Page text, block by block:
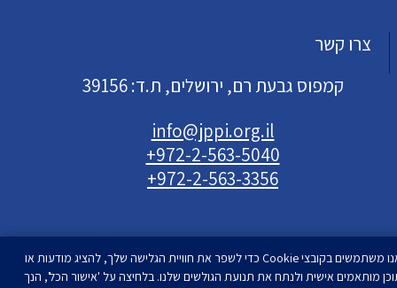
צרו קשר
קמפוס גבעת רם, ירושלים, ת.ד: 39156
info@jppi.org.il
+972-2-563-5040
+972-2-563-3356
אנו משתמשים בקובצי Cookie כדי לשפר את חוויית הגלישה שלך, להציג מודעות או
מותאמים אישית ולנתח את תנועת הגולשים שלנו. בלחיצה על 'אישור הכל', הנך